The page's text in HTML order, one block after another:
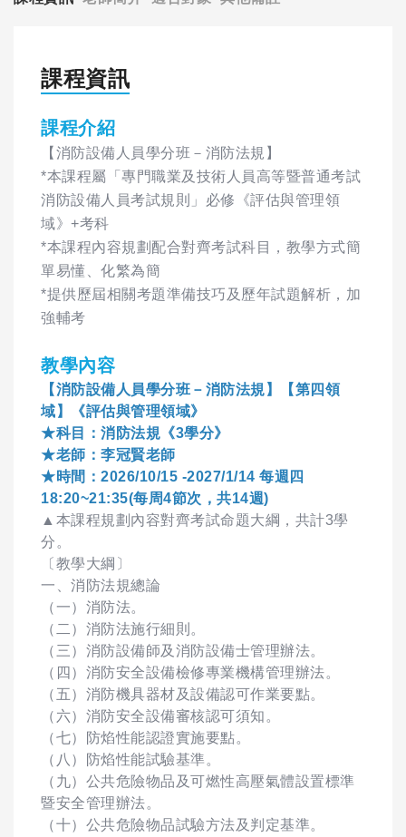
課程資訊
課程介紹
【消防設備人員學分班－消防法規】
*本課程屬「專門職業及技術人員高等暨普通考試
消防設備人員考試規則」必修《評估與管理領
域》+考科
*本課程內容規劃配合對齊考試科目，教學方式簡
單易懂、化繁為簡
*提供歷屆相關考題準備技巧及歷年試題解析，加
強輔考
教學內容
【消防設備人員學分班－消防法規】【第四領
域】《評估與管理領域》
★科目：消防法規《3學分》
★老師：李冠賢老師
★時間：2026/10/15 -2027/1/14 每週四
18:20~21:35(每周4節次，共14週)
▲本課程規劃內容對齊考試命題大綱，共計3學
分。
〔教學大綱〕
一、消防法規總論
（一）消防法。
（二）消防法施行細則。
（三）消防設備師及消防設備士管理辦法。
（四）消防安全設備檢修專業機構管理辦法。
（五）消防機具器材及設備認可作業要點。
（六）消防安全設備審核認可須知。
（七）防焰性能認證實施要點。
（八）防焰性能試驗基準。
（九）公共危險物品及可燃性高壓氣體設置標準
暨安全管理辦法。
（十）公共危險物品試驗方法及判定基準。